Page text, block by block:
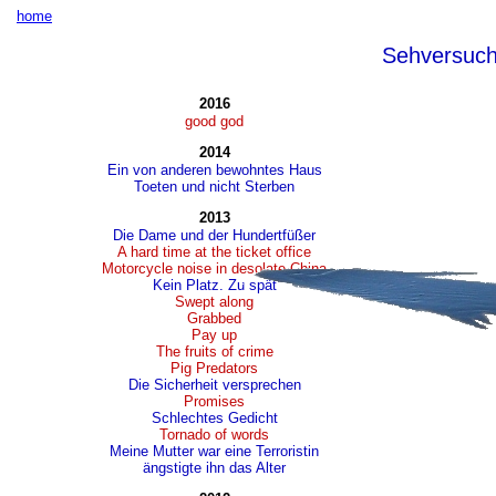
home
2016
good god
2014
Ein von anderen bewohntes Haus
Toeten und nicht Sterben
2013
Die Dame und der Hundertfüßer
A hard time at the ticket office
Motorcycle noise in desolate China
Kein Platz. Zu spät
Swept along
Grabbed
Pay up
The fruits of crime
Pig Predators
Die Sicherheit versprechen
Promises
Schlechtes Gedicht
Tornado of words
Meine Mutter war eine Terroristin
ängstigte ihn das Alter